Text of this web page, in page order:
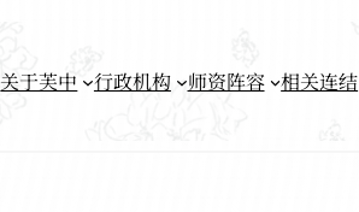
关于芙中 行政机构 师资阵容 相关连结